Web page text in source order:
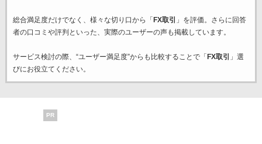
総合満足度だけでなく、様々な切り口から「 FX取引
」を評価。さらに回答
者の口コミや評判といった、実際のユーザーの声も掲載しています。
サービス検討の際、“ユーザー満足度”からも比較することで「 FX取引
」選
びにお役立てください。
PR